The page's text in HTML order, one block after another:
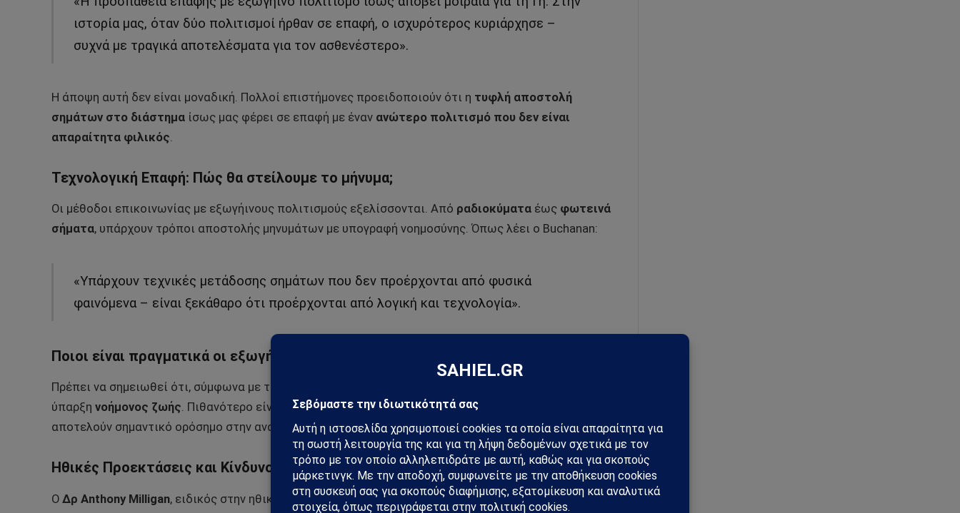
ιστορία μας, όταν δύο πολιτισμοί ήρθαν σε επαφή, ο ισχυρότερος κυριάρχησε –
συχνά με τραγικά αποτελέσματα για τον ασθενέστερο».
Η άποψη αυτή δεν είναι μοναδική. Πολλοί επιστήμονες προειδοποιούν ότι η τυφλή αποστολή
σημάτων στο διάστημα ίσως μας φέρει σε επαφή με έναν ανώτερο πολιτισμό που δεν είναι
απαραίτητα φιλικός.
Τεχνολογική Επαφή: Πώς θα στείλουμε το μήνυμα;
Οι μέθοδοι επικοινωνίας με εξωγήινους πολιτισμούς εξελίσσονται. Από ραδιοκύματα έως φωτεινά
σήματα, υπάρχουν τρόποι αποστολής μηνυμάτων με υπογραφή νοημοσύνης. Όπως λέει ο Buchanan:
«Υπάρχουν τεχνικές μετάδοσης σημάτων που δεν προέρχονται από φυσικά
φαινόμενα – είναι ξεκάθαρο ότι προέρχονται από λογική και τεχνολογία».
Ποιοι είναι πραγματικά οι εξωγήινοι του K2-18b;
Πρέπει να σημειωθεί ότι, σύμφωνα με τους επιστήμονες, τα ευρήματα δεν υποδεικνύουν απαραίτητα
ύπαρξη νοήμονος ζωής. Πιθανότερο είναι να πρόκειται γιαμικροβιακές μορφές
αποτελούν σημαντικό ορόσημο στην αναζήτηση ζωής στο σύμπαν.
Ηθικές Προεκτάσεις και Κίνδυνοι Επαφής
Ο Δρ Anthony Milligan, ειδικός στην ηθική και μέλος του King’s College London, επισημαίνει: